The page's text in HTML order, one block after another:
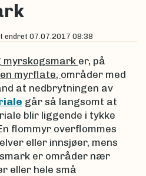
endret 07.07.2017 08:38
myrskogsmark er, på
myrflate, områder med
at nedbrytningen av
går så langsomt at
blir liggende i tykke
flommyr overflommes
eller innsjøer, mens
er områder nær
eller hele små